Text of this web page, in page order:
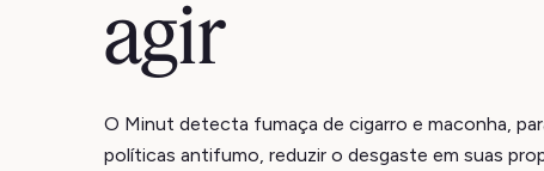
agir
O Minut detecta fumaça de cigarro e maconha,
políticas antifumo, reduzir o desgaste em suas